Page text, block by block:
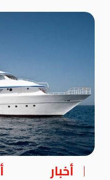
أخبار